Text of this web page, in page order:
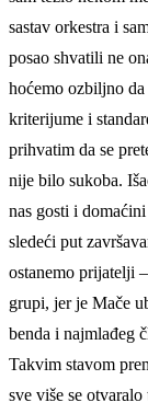
sastav orkestra i
posao shvatili ne
hoćemo ozbiljno
kriterijume i
prihvatim da se
nije bilo sukoba.
nas gosti i
sledeći put
ostanemo prijatelji
grupi, jer je Mače
benda i najmlađeg
Takvim stavom
sve više se otvaralo